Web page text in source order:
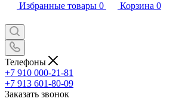
Избранные товары 0 Корзина 0
Телефоны
+7 910 000-21-81
+7 913 601-80-09
Заказать звонок